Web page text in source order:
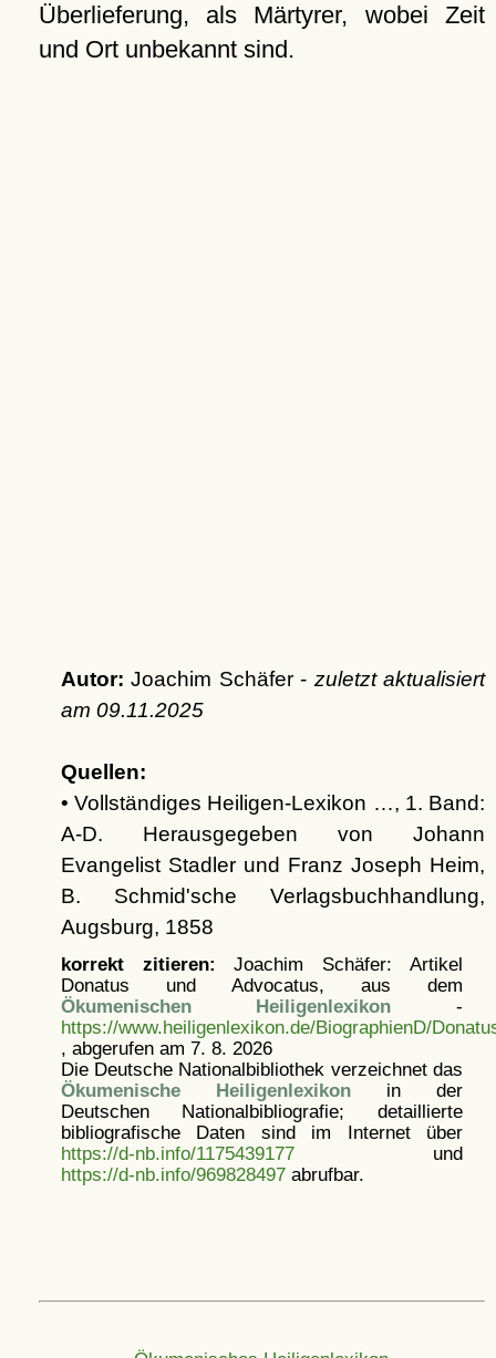
Überlieferung, als Märtyrer, wobei Zeit
und Ort unbekannt sind.
Autor: Joachim Schäfer - zuletzt aktualisiert
am 09.11.2025
Quellen:
• Vollständiges Heiligen-Lexikon …, 1. Band:
A-D. Herausgegeben von Johann
Evangelist Stadler und Franz Joseph Heim,
B. Schmid'sche Verlagsbuchhandlung,
Augsburg, 1858
korrekt zitieren: Joachim Schäfer: Artikel
Donatus und Advocatus, aus dem
Ökumenischen Heiligenlexikon -
https://www.heiligenlexikon.de/BiographienD/
, abgerufen am 7. 8. 2026
Die Deutsche Nationalbibliothek verzeichnet das
Ökumenische Heiligenlexikonin der
Deutschen Nationalbibliografie; detaillierte
bibliografische Daten sind im Internet über
https://d-nb.info/1175439177und
https://d-nb.info/969828497abrufbar.